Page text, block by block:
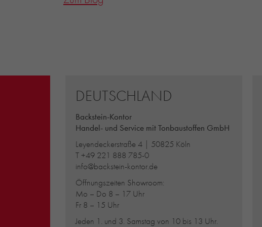
DEUTSCHLAND
Backstein-Kontor
Handel- und Service mit Tonbaustoffen GmbH
Leyendeckerstraße 4 | 50825 Köln
T+49 221 888 785-0
info@backstein-kontor.de
Öffnungszeiten Showroom:
Mo – Do 8 – 17 Uhr
Fr 8 – 15 Uhr
Jeden 1. und 3. Samstag von 10 bis 13 Uhr.